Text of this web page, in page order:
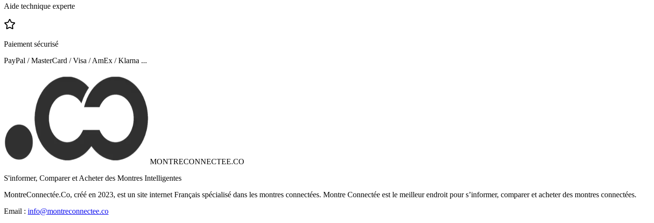
Aide technique experte
Paiement sécurisé
PayPal / MasterCard / Visa / AmEx / Klarna ...
MONTRECONNECTEE.CO
S'informer, Comparer et Acheter des Montres Intelligentes
MontreConnectée.Co, créé en 2023, est un site internet Français spécialisé dans les montres connectées. Montre Connectée est le meilleur endroit pour s’informer, comparer et acheter des montres connectées.
Email : info@montreconnectee.co